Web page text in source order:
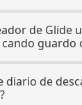
de Glide
guardo
diario de